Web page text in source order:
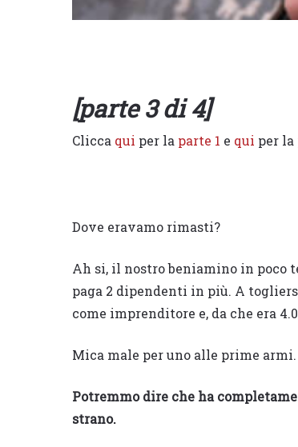
[parte 3 di 4]
Clicca qui per la parte 1 e qui per la
Dove eravamo rimasti?
Ah si, il nostro beniamino in poco
paga 2 dipendenti in più. A
come imprenditore e, da che era
Mica male per uno alle prime armi.
Potremmo dire che ha
strano.